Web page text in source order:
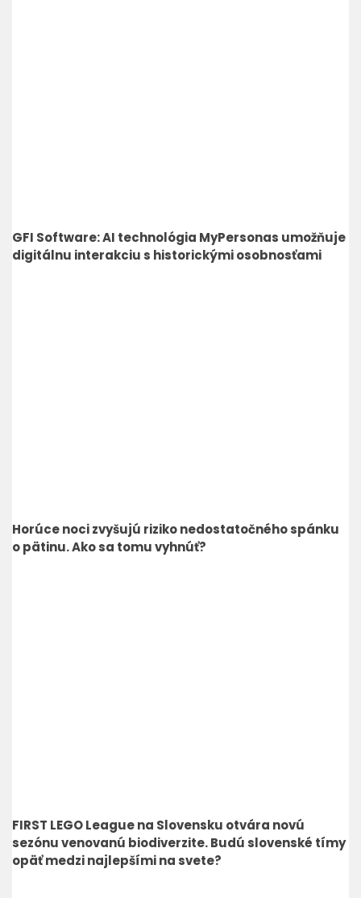
GFI Software: AI technológia MyPersonas umožňuje
digitálnu interakciu s historickými osobnosťami
Horúce noci zvyšujú riziko nedostatočného spánku
o pätinu. Ako sa tomu vyhnúť?
FIRST LEGO League na Slovensku otvára novú
sezónu venovanú biodiverzite. Budú slovenské tímy
opäť medzi najlepšími na svete?